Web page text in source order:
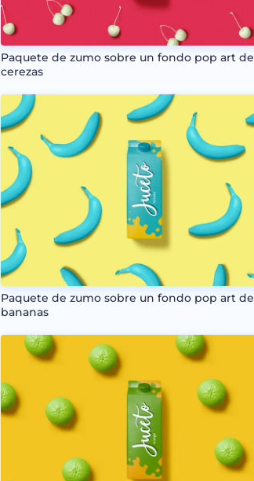
Paquete de zumo sobre un fondo pop art de
cerezas
Paquete de zumo sobre un fondo pop art de
bananas